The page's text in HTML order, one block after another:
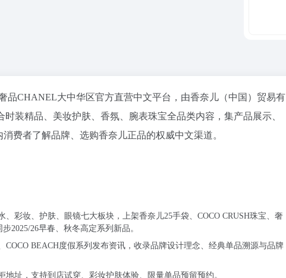
品CHANEL大中华区官方直营中文平台，由香奈儿（中国）贸易有
装精品、美妆护肤、香氛、腕表珠宝全品类内容，集产品展示、
费者了解品牌、选购香奈儿正品的权威中文渠道。
彩妆、护肤、眼镜七大板块，上架香奈儿25手袋、COCO CRUSH珠宝、奢
2025/26早春、秋冬高定系列新品。
BEACH度假系列发布资讯，收录品牌设计理念、经典单品溯源与品牌
址，支持到店试穿、彩妆护肤体验、限量单品预留预约。